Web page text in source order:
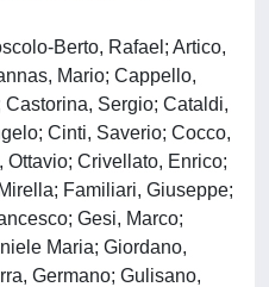
Berto, Rafael; Artico,
Mario; Cappello,
Sergio; Cataldi,
Cinti, Saverio; Cocco,
Ottavio; Crivellato, Enrico;
Familiari, Giuseppe;
Gesi, Marco;
Maria; Giordano,
Germano; Gulisano,